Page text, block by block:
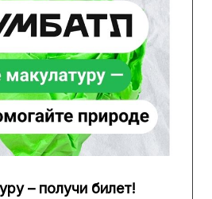
– получи билет!